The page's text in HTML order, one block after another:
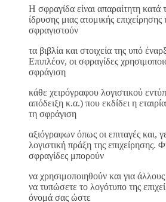
H σφραγίδα είναι απαραίτητη κατά
ίδρυσης μιας ατομικής
σφραγιστούν
τα βιβλία και στοιχεία της υπό
Επιπλέον, οι σφραγίδες
σφράγιση
κάθε χειρόγραφου λογιστικού
απόδειξη κ.α.) που εκδίδει η
τη σφράγιση
αξιόγραφων όπως οι επιταγές και,
λογιστική πράξη της επιχείρησης.
σφραγίδες μπορούν
να χρησιμοποιηθούν και για
να τυπώσετε το λογότυπο της
όνομά σας ώστε